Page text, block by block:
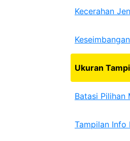
Kecerahan
Ukuran
Batasi
Tampilan Info